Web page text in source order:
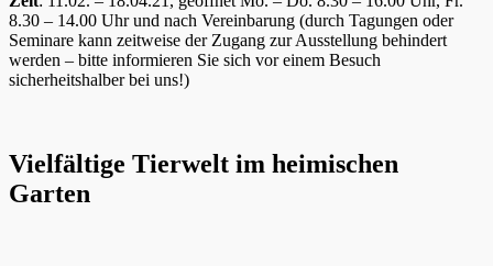
8.30 – 14.00 Uhr und nach Vereinbarung (durch Tagungen oder
Seminare kann zeitweise der Zugang zur Ausstellung behindert
werden – bitte informieren Sie sich vor einem Besuch
sicherheitshalber bei uns!)
Vielfältige Tierwelt im heimischen
Garten